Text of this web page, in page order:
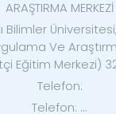
ARAŞTIRMA MERKEZİ
Bilimler
Ve
Eğitim Merkezi)
Telefon:
Telefon: ...